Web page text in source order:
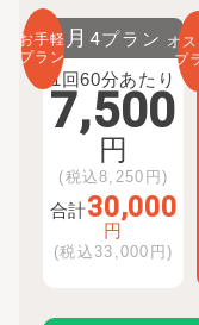
お手軽
プラン
月 4プラン
1回60分あたり
7,500
円
(税込8,250 円)
合計30,000
円
(税込 33,000 円)
オ
プ